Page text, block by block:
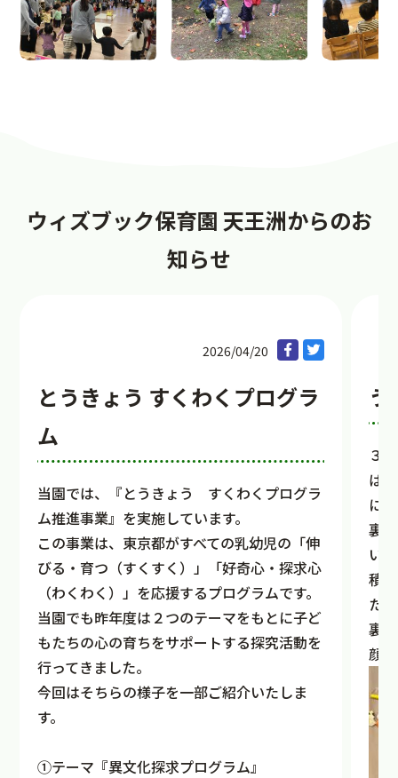
ウィズブック保育園 天王洲からのお
知らせ
2026/04/20
とうきょう すくわくプログラ
ム
当園では、『とうきょう すくわくプログラ
ム推進事業』を実施しています。
この事業は、東京都がすべての乳幼児の「伸
びる・育つ（すくすく）」「好奇心・探求心
（わくわく）」を応援するプログラムです。
当園でも昨年度は２つのテーマをもとに子ど
もたちの心の育ちをサポートする探究活動を
行ってきました。
今回はそちらの様子を一部ご紹介いたしま
す。
①テーマ『異文化探求プログラム』
３
は
に
裏
い
積
た
裏
顔